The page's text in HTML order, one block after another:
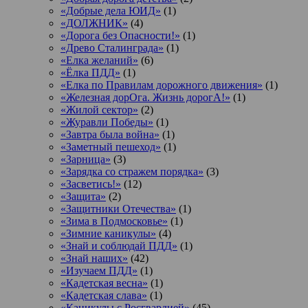
«Добрые дела ЮИД» (1)
«ДОЛЖНИК» (4)
«Дорога без Опасности!» (1)
«Древо Сталинграда» (1)
«Елка желаний» (6)
«Ёлка ПДД» (1)
«Елка по Правилам дорожного движения» (1)
«Железная дорОга. Жизнь дорогА!» (1)
«Жилой сектор» (2)
«Журавли Победы» (1)
«Завтра была война» (1)
«Заметный пешеход» (1)
«Зарница» (3)
«Зарядка со стражем порядка» (3)
«Засветись!» (12)
«Защита» (2)
«Защитники Отечества» (1)
«Зима в Подмосковье» (1)
«Зимние каникулы» (4)
«Знай и соблюдай ПДД» (1)
«Знай наших» (42)
«Изучаем ПДД» (1)
«Кадетская весна» (1)
«Кадетская слава» (1)